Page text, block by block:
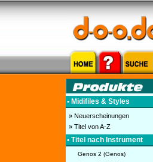
• Midifiles & Styles
» Neuerscheinungen
» Titel von A-Z
• Titel nach Instrument
Genos 2 (Genos)